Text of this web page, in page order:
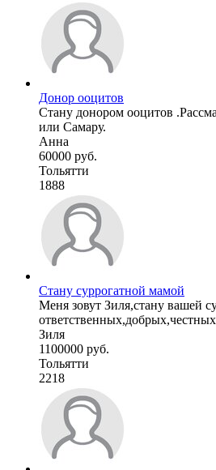
Донор ооцитов
Стану донором ооцитов
или Самару.
Анна
60000 руб.
Тольятти
1888
Стану суррогатной мамой
Меня зовут Зиля,стану вашей
Зиля
1100000 руб.
Тольятти
2218